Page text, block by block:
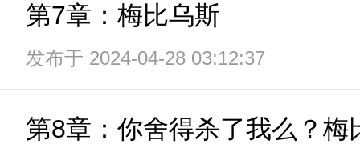
第7章：梅比乌斯
发布于 2024-04-28 03:12:37
第8章：你舍得杀了我么？梅